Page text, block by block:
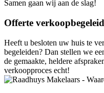
Samen gaan wij aan de slag!
Offerte
Heeft u besloten uw huis te
begeleiden? Dan stellen we
de gemaakte, heldere
verkoopproces echt!